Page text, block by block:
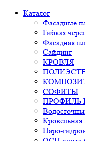
Каталог
Фасадные
Гибкая
Фасадная
Сайдинг
КРОВЛЯ
СОФИТЫ
ПРОФИЛЬ
Кровельная
Паро-